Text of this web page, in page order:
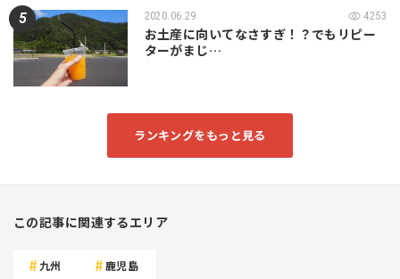
2020.06.29 4253
お土産に向いてなさすぎ！？でもリピー
ターがまじ…
ランキングをもっと見る
この記事に関連するエリア
九州 鹿児島